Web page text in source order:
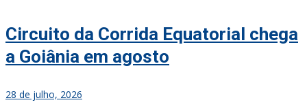
Circuito da Corrida Equatorial chega
a Goiânia em agosto
28 de julho, 2026